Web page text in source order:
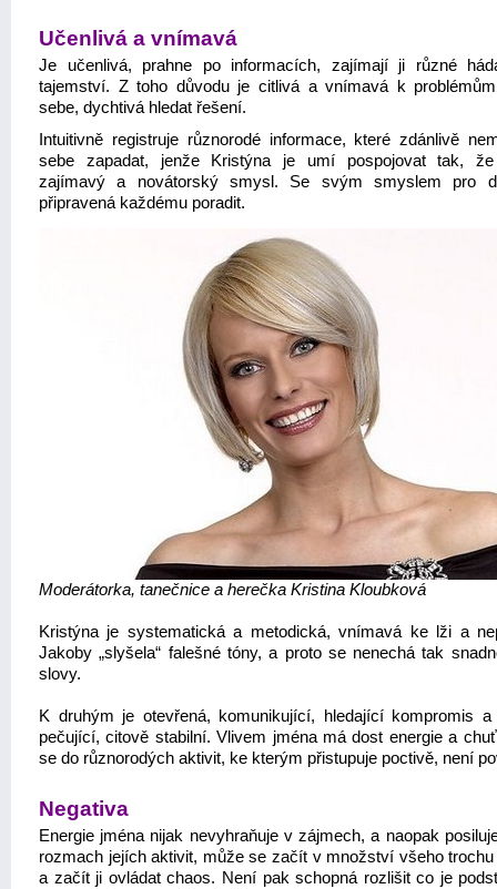
Učenlivá a vnímavá
Je učenlivá, prahne po informacích, zajímají ji různé
tajemství. Z toho důvodu je citlivá a vnímavá k
sebe, dychtivá hledat řešení.
Intuitivně registruje různorodé informace, které zdánlivě
sebe zapadat, jenže Kristýna je umí pospojovat tak,
zajímavý a novátorský smysl. Se svým smyslem pro
připravená každému poradit.
Moderátorka, tanečnice a herečka Kristina Kloubková
Kristýna je systematická a metodická, vnímavá ke lži a
Jakoby „slyšela“ falešné tóny, a proto se nenechá tak
slovy.
K druhým je otevřená, komunikující, hledající kompromis a
pečující, citově stabilní. Vlivem jména má dost energie a
se do různorodých aktivit, ke kterým přistupuje poctivě, není
Negativa
Energie jména nijak nevyhraňuje v zájmech, a naopak
rozmach jejích aktivit, může se začít v množství všeho
a začít ji ovládat chaos. Není pak schopná rozlišit co je